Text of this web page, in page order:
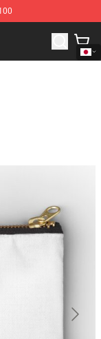
Merchandise Store